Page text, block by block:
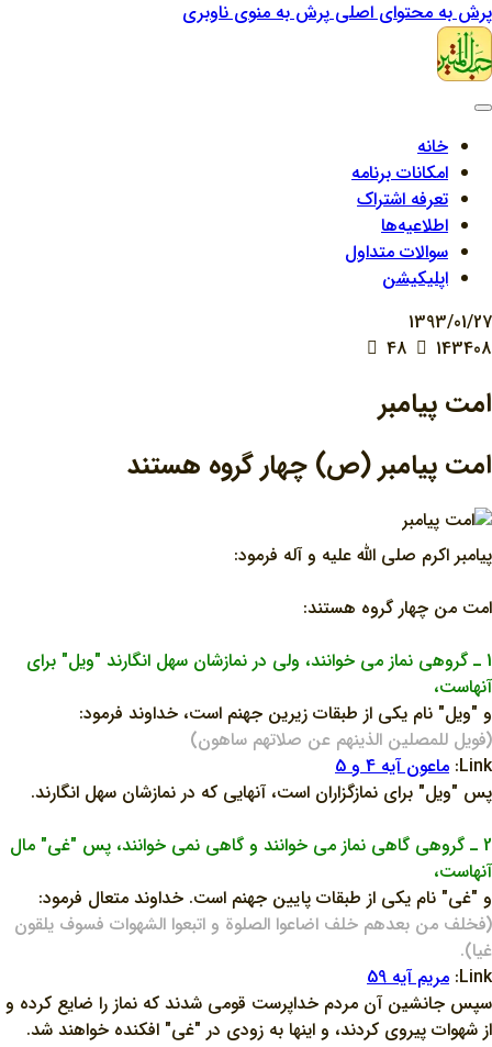
پرش به محتوای اصلیپرش به منوی ناوبری
خانه
امکانات برنامه
تعرفه اشتراک
اطلاعیه‌ها
سوالات متداول
اپلیکیشن
1393/01/27
143408
امت پیامبر
امت پیامبر (ص) چهار گروه هستند
پيامبر اکرم صلي الله عليه و آله فرمود:
امت من چهار گروه هستند:
1 ـ گروهي نماز مي خوانند، ولي در نمازشان سهل انگارند "ويل" براي
آنهاست،
و "ويل" نام يکي از طبقات زيرين جهنم است، خداوند فرمود:
(فويل للمصلين الذينهم عن صلاتهم ساهون)
Link: ماعون آيه 4 و 5
پس "ويل" براي نمازگزاران است، آنهايي که در نمازشان سهل انگارند.
2 ـ گروهي گاهي نماز مي خوانند و گاهي نمي خوانند، پس "غي" مال
آنهاست،
و "غي" نام يکي از طبقات پايين جهنم است. خداوند متعال فرمود:
(فخلف من بعدهم خلف اضاعوا الصلوة و اتبعوا الشهوات فسوف يلقون
غيا).
Link: مريم آيه 59
سپس جانشين آن مردم خداپرست قومي شدند که نماز را ضايع کرده و
از شهوات پيروي کردند، و اينها به زودي در "غي" افکنده خواهند شد.